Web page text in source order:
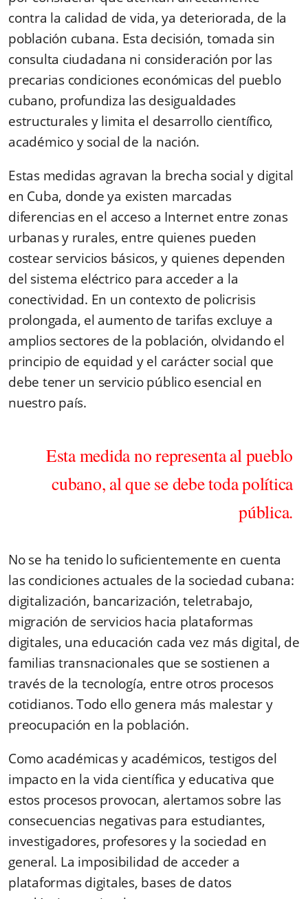
contra la calidad de vida, ya deteriorada, de la
población cubana. Esta decisión, tomada sin
consulta ciudadana ni consideración por las
precarias condiciones económicas del pueblo
cubano, profundiza las desigualdades
estructurales y limita el desarrollo científico,
académico y social de la nación.
Estas medidas agravan la brecha social y digital
en Cuba, donde ya existen marcadas
diferencias en el acceso a Internet entre zonas
urbanas y rurales, entre quienes pueden
costear servicios básicos, y quienes dependen
del sistema eléctrico para acceder a la
conectividad. En un contexto de policrisis
prolongada, el aumento de tarifas excluye a
amplios sectores de la población, olvidando el
principio de equidad y el carácter social que
debe tener un servicio público esencial en
nuestro país.
Esta medida no representa al pueblo
cubano, al que se debe toda política
pública.
No se ha tenido lo suficientemente en cuenta
las condiciones actuales de la sociedad cubana:
digitalización, bancarización, teletrabajo,
migración de servicios hacia plataformas
digitales, una educación cada vez más digital, de
familias transnacionales que se sostienen a
través de la tecnología, entre otros procesos
cotidianos. Todo ello genera más malestar y
preocupación en la población.
Como académicas y académicos, testigos del
impacto en la vida científica y educativa que
estos procesos provocan, alertamos sobre las
consecuencias negativas para estudiantes,
investigadores, profesores y la sociedad en
general. La imposibilidad de acceder a
plataformas digitales, bases de datos